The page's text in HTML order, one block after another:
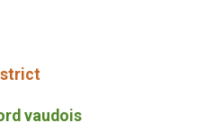
vaudois